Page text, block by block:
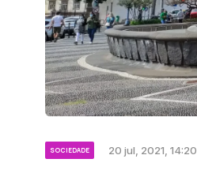
SOCIEDADE 20 jul, 2021, 14:20